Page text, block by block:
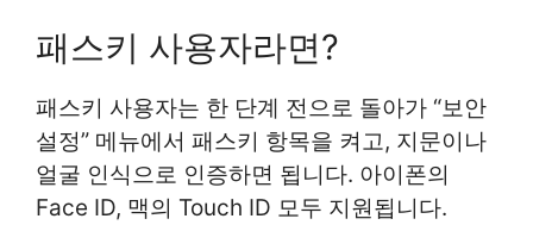
패스키 사용자라면?
패스키 사용자는 한 단계 전으로 돌아가 “보안
설정” 메뉴에서 패스키 항목을 켜고, 지문이나
얼굴 인식으로 인증하면 됩니다. 아이폰의
Face ID, 맥의 Touch ID 모두 지원됩니다.